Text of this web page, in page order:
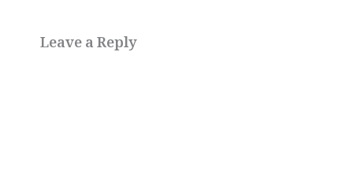
Leave a Reply